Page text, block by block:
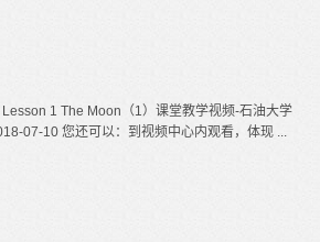
1 The Moon（1）课堂教学视频-石油大学
07-10 您还可以：到视频中心内观看，体现 ...